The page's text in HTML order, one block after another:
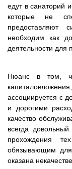
едут в санаторий
которые не
предоставляют
необходим как
деятельности для
Нюанс в том,
ассоциируется с
и дорогими
качество
всегда
прохождения
обязывающим для
оказана